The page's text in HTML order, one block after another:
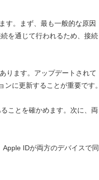
す。まず、最も一般的な原因
を通じて行われるため、接続
ります。アップデートされて
に更新することが重要です。
ことを確かめます。次に、両
IDが両方のデバイスで同